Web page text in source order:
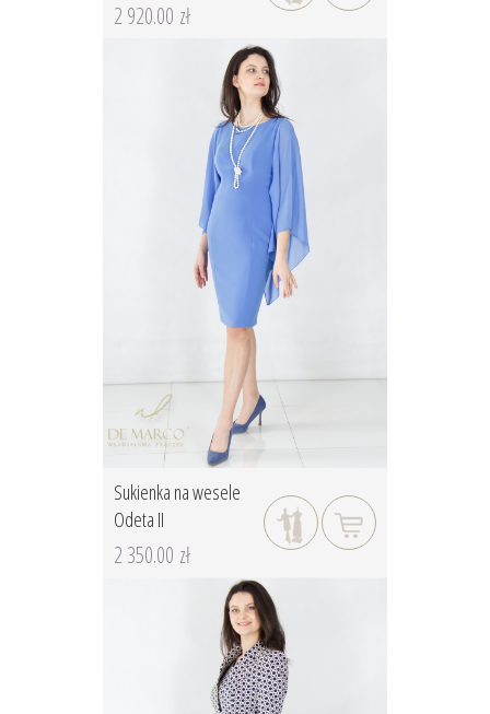
2 920.00 zł
Sukienka na wesele
Odeta II
2 350.00 zł